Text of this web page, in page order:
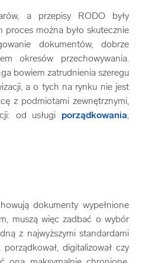
a przepisy RODO były
proces można było skutecznie
dokumentów, dobrze
okresów przechowywania.
bowiem zatrudnienia szeregu
a o tych na rynku nie jest
z podmiotami zewnętrznymi,
od usługi porządkowania,
dokumenty wypełnione
muszą więc zadbać o wybór
z najwyższymi standardami
digitalizował czy